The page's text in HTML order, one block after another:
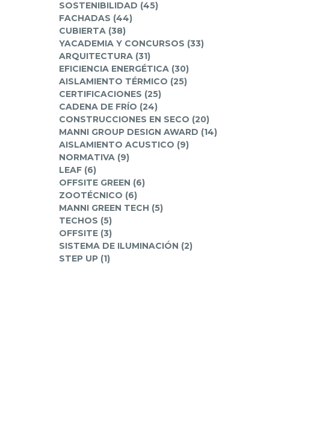
SOSTENIBILIDAD (45)
FACHADAS (44)
CUBIERTA (38)
YACADEMIA Y CONCURSOS (33)
ARQUITECTURA (31)
EFICIENCIA ENERGÉTICA (30)
AISLAMIENTO TÉRMICO (25)
CERTIFICACIONES (25)
CADENA DE FRÍO (24)
CONSTRUCCIONES EN SECO (20)
MANNI GROUP DESIGN AWARD (14)
AISLAMIENTO ACUSTICO (9)
NORMATIVA (9)
LEAF (6)
OFFSITE GREEN (6)
ZOOTÉCNICO (6)
MANNI GREEN TECH (5)
TECHOS (5)
OFFSITE (3)
SISTEMA DE ILUMINACIÓN (2)
STEP UP (1)